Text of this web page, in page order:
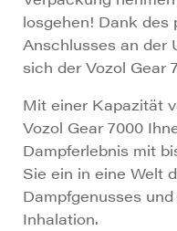
losgehen! Dank
Anschlusses an der
sich der Vozol Gear
Mit einer Kapazität
Vozol Gear 7000
Dampferlebnis mit
Sie ein in eine Welt
Dampfgenusses
Inhalation.